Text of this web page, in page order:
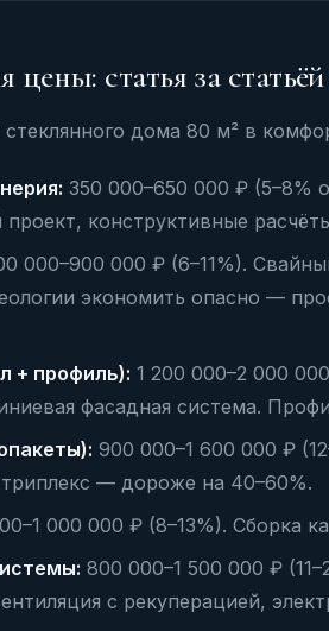
статья за статьёй
дома 80 м² в
350 000–650 000 ₽ (5–8%
проект, конструктивные
000–900 000 ₽ (6–11%).
экономить опасно —
+ профиль): 1 200 000–2 000
фасадная система.
900 000–1 600 000 ₽
— дороже на 40–60%.
000 000 ₽ (8–13%). Сборка
800 000–1 500 000 ₽
с рекуперацией,